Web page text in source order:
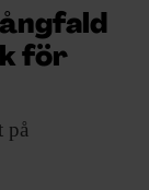
för
på